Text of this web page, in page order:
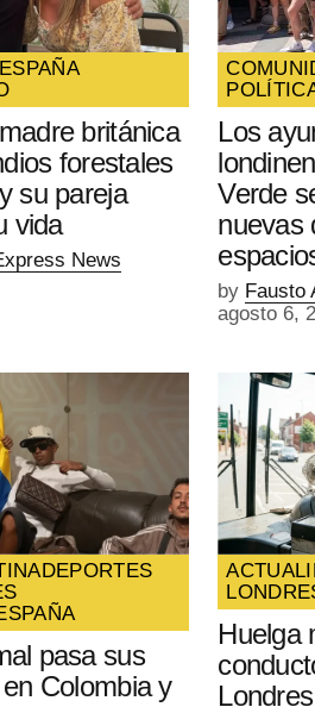
ESPAÑA
británica
forestales
su pareja
vida
News
Los
Verde
nuevas
by Fausto
agosto 6,
DEPORTES
pasa sus
Colombia y
Huelga